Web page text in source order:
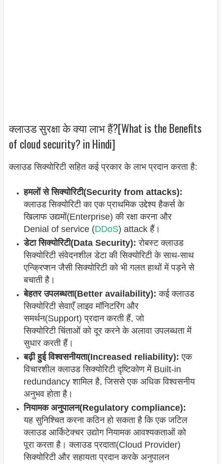
क्लाउड सुरक्षा के क्या लाभ हैं?[What is the Benefits
of cloud security? in Hindi]
क्लाउडसिक्योरिटीसहित कई प्रकार के लाभ प्रदान करता है:
हमलों से सिक्योरिटी(Security from attacks):
क्लाउड सिक्योरिटी का एक प्राथमिक उद्देश्य हैकर्स के
खिलाफ उद्यमों(Enterprise) की रक्षा करना और
Denial of service (DDoS) attack हैं।
डेटा सिक्योरिटी(Data Security): रोबस्ट क्लाउड
सिक्योरिटी संवेदनशील डेटा की सिक्योरिटी के साथ-साथ
एन्क्रिप्शन जैसी सिक्योरिटी को भी गलत हाथों में पड़ने से
बचाती है।
बेहतर उपलब्धता(Better availability): कई क्लाउड
सिक्योरिटी सेवाएँ लाइव मॉनिटरिंग और
समर्थन(Support) प्रदान करती हैं, जो
सिक्योरिटी चिंताओं को दूर करने के अलावा उपलब्धता में
सुधार करती हैं।
बढ़ी हुई विश्वसनीयता(Increased reliability): एक
विचारशील क्लाउड सिक्योरिटी दृष्टिकोण में Built-in
redundancy शामिल है, जिससे एक अधिक विश्वसनीय
अनुभव होता है।
नियामक अनुपालन(Regulatory compliance):
यह सुनिश्चित करना कठिन हो सकता है कि एक जटिल
क्लाउड आर्किटेक्चर उद्योग नियामक आवश्यकताओं को
पूरा करता है। क्लाउड प्रदाता(Cloud Provider)
सिक्योरिटी और सहायता प्रदान करके अनुपालन